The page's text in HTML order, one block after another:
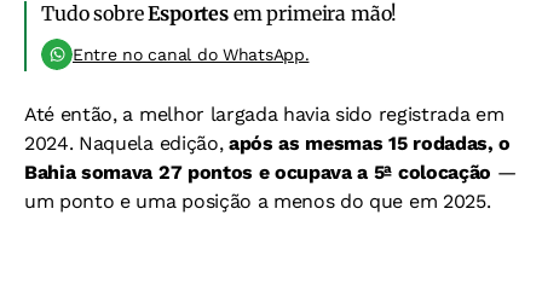
Tudo sobreEsportesem primeira mão!
Entre no canal do WhatsApp.
Até então, a melhor largada havia sido registrada em
2024. Naquela edição, após as mesmas 15 rodadas, o
Bahia somava 27 pontos e ocupava a 5ª colocação —
um ponto e uma posição a menos do que em 2025.